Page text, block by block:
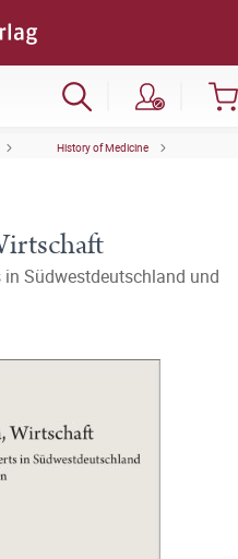
History of Medicine
Südwestdeutschland und